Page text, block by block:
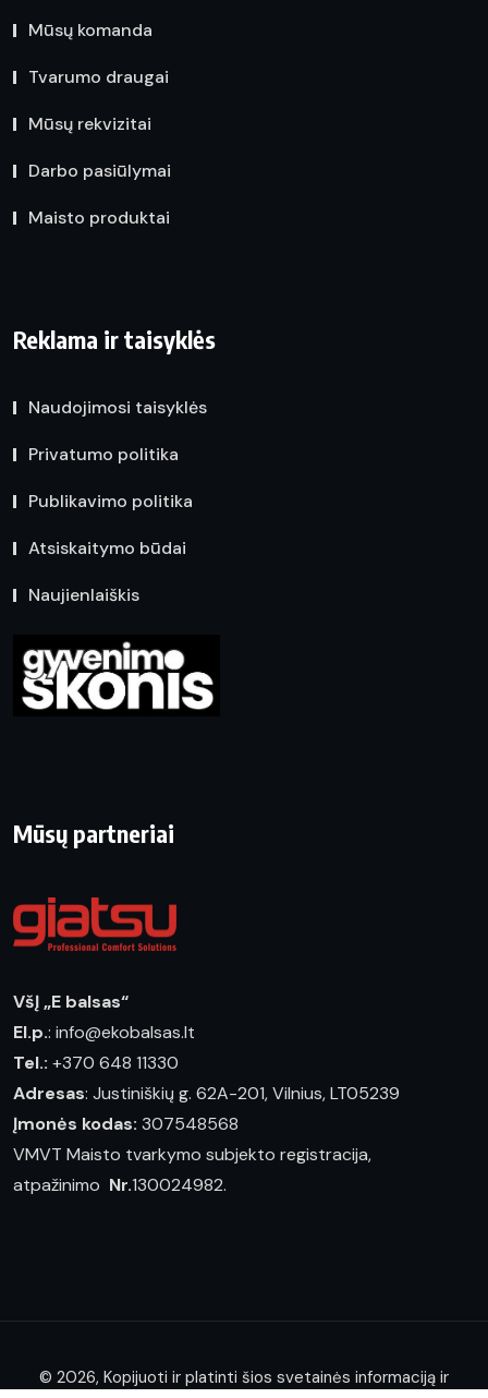
Mūsų komanda
Tvarumo draugai
Mūsų rekvizitai
Darbo pasiūlymai
Maisto produktai
Reklama ir taisyklės
Naudojimosi taisyklės
Privatumo politika
Publikavimo politika
Atsiskaitymo būdai
Naujienlaiškis
Mūsų partneriai
VšĮ „E balsas“
El.p.: info@ekobalsas.lt
Tel.: +370 648 11330
Adresas: Justiniškių g. 62A-201, Vilnius, LT05239
Įmonės kodas: 307548568
VMVT Maisto tvarkymo subjekto registracija,
atpažinimo Nr.130024982.
© 2026, Kopijuoti ir platinti šios svetainės informaciją ir